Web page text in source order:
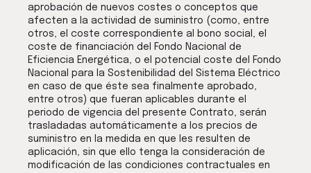
aprobación de nuevos costes o conceptos que
afecten a la actividad de suministro (como, entre
otros, el coste correspondiente al bono social, el
coste de financiación del Fondo Nacional de
Eficiencia Energética, o el potencial coste del Fondo
Nacional para la Sostenibilidad del Sistema Eléctrico
en caso de que éste sea finalmente aprobado,
entre otros) que fueran aplicables durante el
periodo de vigencia del presente Contrato, serán
trasladadas automáticamente a los precios de
suministro en la medida en que les resulten de
aplicación, sin que ello tenga la consideración de
modificación de las condiciones contractuales en